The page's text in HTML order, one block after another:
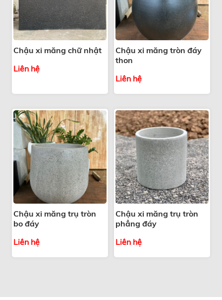
Chậu xi măng chữ nhật
Liên hệ
Chậu xi măng tròn đáy
thon
Liên hệ
Chậu xi măng trụ tròn
bo đáy
Liên hệ
Chậu xi măng trụ tròn
phẳng đáy
Liên hệ